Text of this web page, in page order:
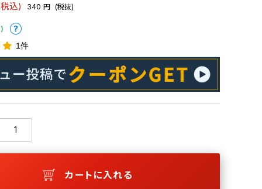
込) 340 円 (税抜)
1件
カートに入れる